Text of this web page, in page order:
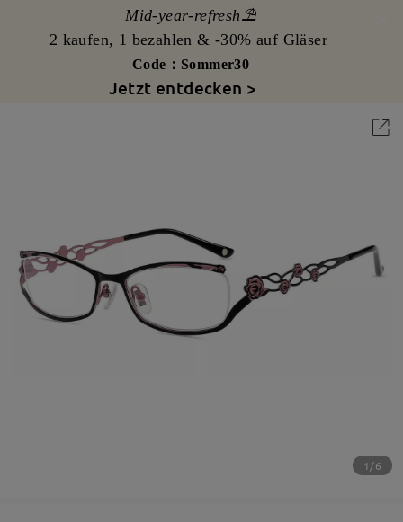
Mid-year-refresh⛱️
2 kaufen, 1 bezahlen & -30% auf Gläser
Code：Sommer30
Jetzt entdecken >
1/6